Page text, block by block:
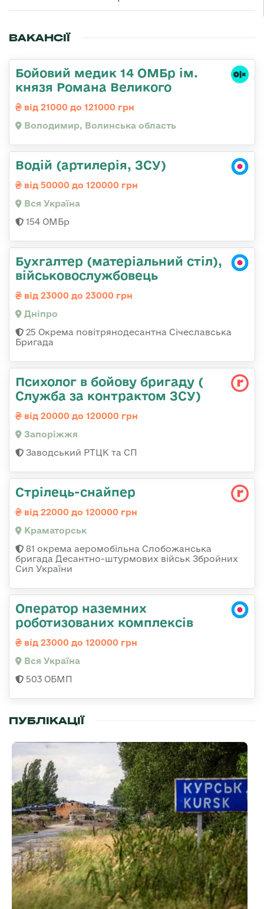
ВАКАНСІЇ
Бойовий медик 14 ОМБр ім.
князя Романа Великого
від 21000 до 121000 грн
Володимир, Волинська область
Водій (артилерія, ЗСУ)
від 50000 до 120000 грн
Вся Україна
154 ОМБр
Бухгалтер (матеріальний стіл),
військовослужбовець
від 23000 до 23000 грн
Дніпро
25 Окрема повітрянодесантна Січеславська
Бригада
Психолог в бойову бригаду (
Служба за контрактом ЗСУ)
від 20000 до 120000 грн
Запоріжжя
Заводський РТЦК та СП
Стрілець-снайпер
від 22000 до 120000 грн
Краматорськ
81 окрема аеромобільна Слобожанська
бригада Десантно-штурмових військ Збройних
Сил України
Оператор наземних
роботизованих комплексів
від 23000 до 120000 грн
Вся Україна
503 ОБМП
ПУБЛІКАЦІЇ